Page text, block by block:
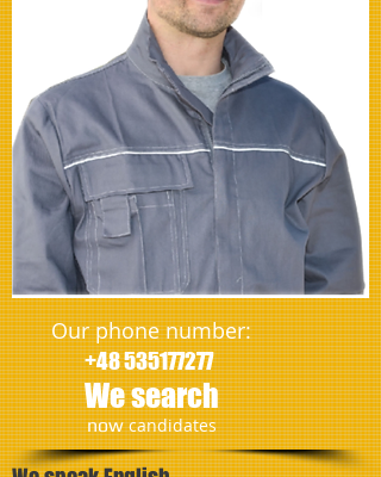
Our phone number:
+48 535177277
We search
​nowcandidates